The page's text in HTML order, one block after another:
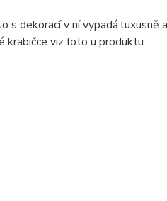
s dekorací v ní vypadá luxusně
krabičce viz foto u produktu.